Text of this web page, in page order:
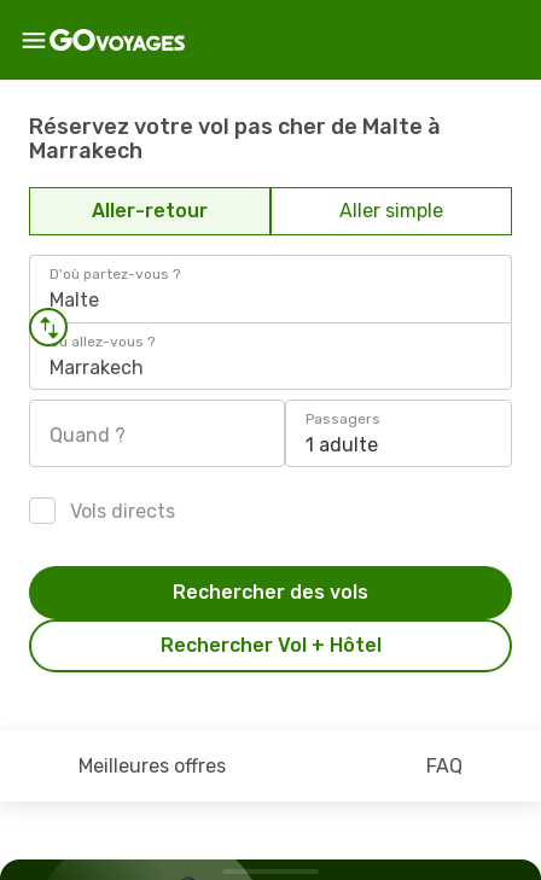
Réservez votre vol pas cher de Malte à
Marrakech
Aller-retour Aller simple
D'où partez-vous ?
Malte
Où allez-vous ?
Marrakech
Quand ?
Passagers
1 adulte
Vols directs
Rechercher Vol + Hôtel
Rechercher des vols
Meilleures offres FAQ